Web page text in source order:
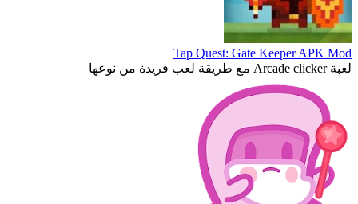
Tap Quest: Gate Keeper APK Mod
لعبة Arcade clicker مع طريقة لعب فريدة من نوعها